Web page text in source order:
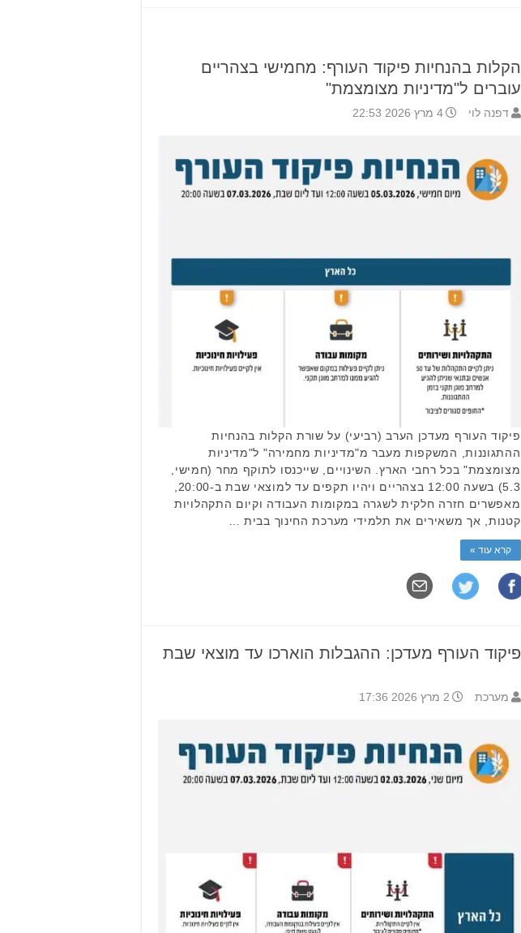
הקלות בהנחיות פיקוד העורף: מחמישי בצהריים
עוברים ל"מדיניות מצומצמת"
דפנה לוי 4 מרץ 2026 22:53
פיקוד העורף מעדכן הערב (רביעי) על שורת הקלות בהנחיות
ההתגוננות, המשקפות מעבר מ"מדיניות מחמירה" ל"מדיניות
מצומצמת" בכל רחבי הארץ. השינויים, שייכנסו לתוקף מחר (חמישי,
מאפשרים חזרה חלקית לשגרה במקומות העבודה וקיום התקהלויות
קטנות, אך משאירים את תלמידי מערכת החינוך בבית …
קרא עוד »
פיקוד העורף מעדכן: ההגבלות הוארכו עד מוצאי שבת
מערכת 2 מרץ 2026 17:36